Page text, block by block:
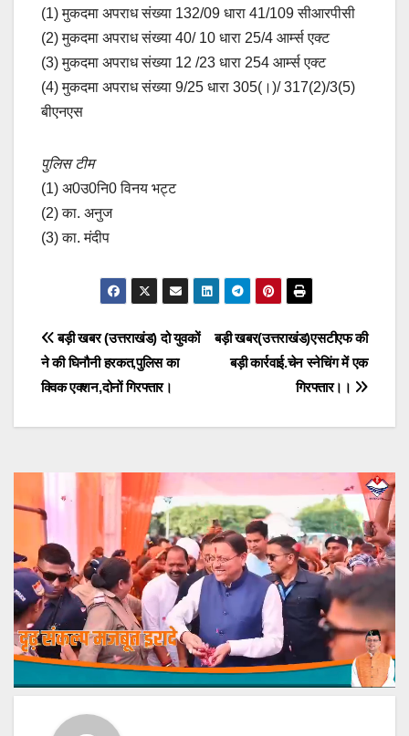
(1) मुकदमा अपराध संख्या 132/09 धारा 41/109 सीआरपीसी
(2) मुकदमा अपराध संख्या 40/ 10 धारा 25/4 आर्म्स एक्ट
(3) मुकदमा अपराध संख्या 12 /23 धारा 254 आर्म्स एक्ट
(4) मुकदमा अपराध संख्या 9/25 धारा 305(।)/ 317(2)/3(5)
बीएनएस
पुलिस टीम
(1) अ0उ0नि0 विनय भट्ट
(2) का. अनुज
(3) का. मंदीप
Post
navigation
बड़ी खबर(उत्तराखंड)एसटीएफ की
बड़ी कार्रवाई.चेन स्नेचिंग में एक
गिरफ्तार।।
बड़ी खबर (उत्तराखंड) दो युवकों
ने की घिनौनी हरकत,पुलिस का
क्विक एक्शन,दोनों गिरफ्तार।